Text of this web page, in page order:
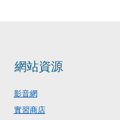
網站資源
影音網
實習商店